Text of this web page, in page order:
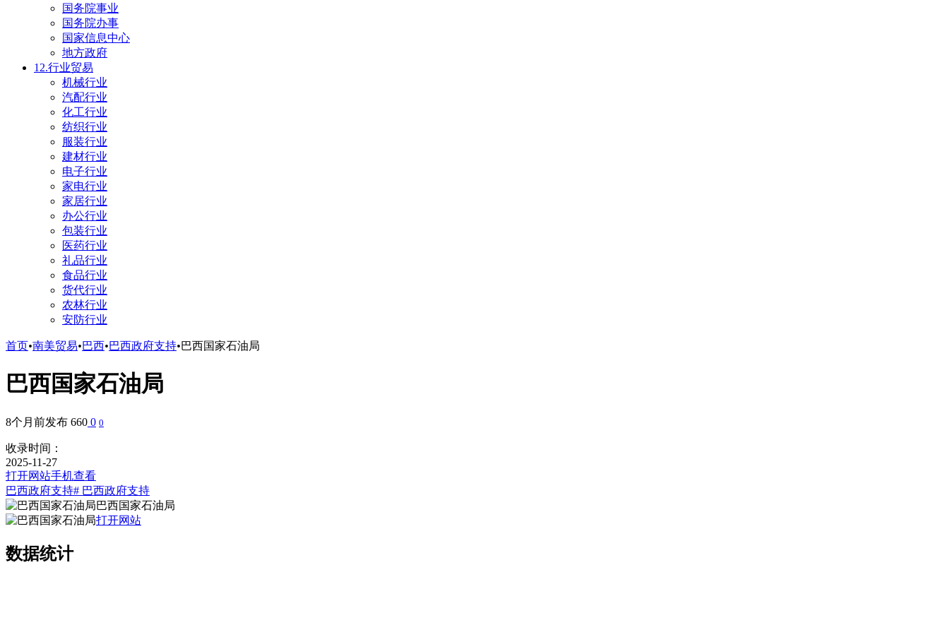
国务院事业
国务院办事
国家信息中心
地方政府
12.行业贸易
机械行业
汽配行业
化工行业
纺织行业
服装行业
建材行业
电子行业
家电行业
家居行业
办公行业
包装行业
医药行业
礼品行业
食品行业
货代行业
农林行业
安防行业
首页•南美贸易•巴西•巴西政府支持•巴西国家石油局
巴西国家石油局
8个月前发布 660 0 0
收录时间：
2025-11-27
打开网站手机查看
巴西政府支持# 巴西政府支持
巴西国家石油局
打开网站
数据统计